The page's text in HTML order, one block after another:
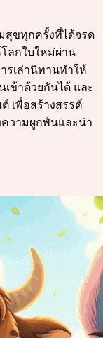
สุขทุกครั้งที่ได้จรด
ลกใบใหม่ผ่าน
รเล่านิทานทำให้
เข้าด้วยกันได้ และ
เพื่อสร้างสรรค์
วามผูกพันและน่า